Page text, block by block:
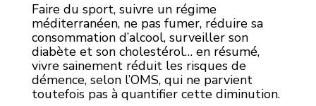
Faire du sport, suivre un régime
méditerranéen, ne pas fumer, réduire sa
consommation d’alcool, surveiller son
diabète et son cholestérol… en résumé,
vivre sainement réduit les risques de
démence, selon l’OMS, qui ne parvient
toutefois pas à quantifier cette diminution.